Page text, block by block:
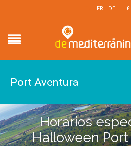
FR DE £
Port Aventura
Horarios
Halloween